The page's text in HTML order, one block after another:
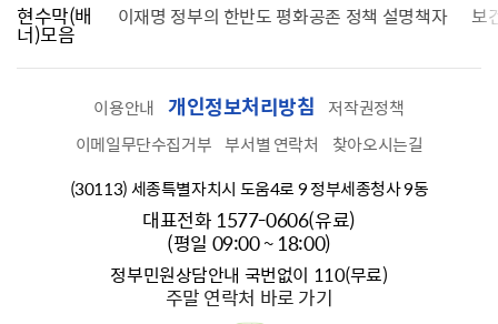
현수막(배
너)모음
찾습니다 이재명 정부의 한반도 평화공존 정책 설명책자 보
이용안내 개인정보처리방침
저작권정책
이메일무단수집거부 부서별 연락처
찾아오시는길
(30113) 세종특별자치시 도움4로 9 정부세종청사 9동
대표전화 1577-0606(유료)
(평일 09:00 ~ 18:00)
정부민원상담안내 국번없이 110(무료)
주말 연락처 바로 가기